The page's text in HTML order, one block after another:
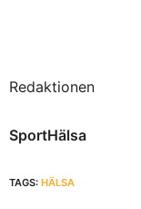
Redaktionen
SportHälsa
TAGS: HÄLSA